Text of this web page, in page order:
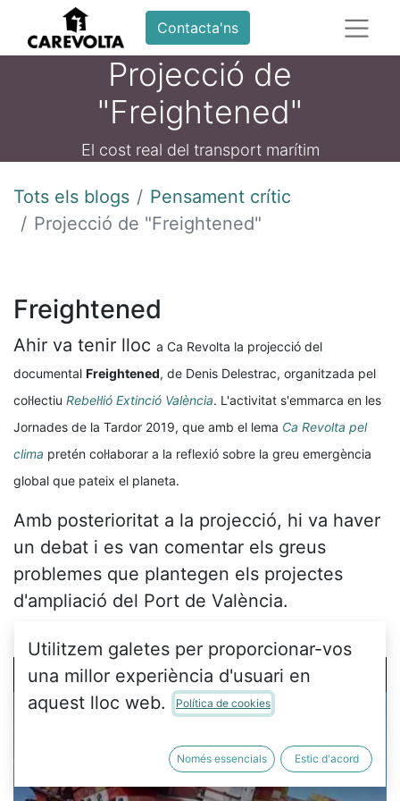
Contacta'ns
Projecció de
"Freightened"
El cost real del transport marítim
Tots els blogs
Pensament crític
Projecció de "Freightened"
Freightened
Ahir va tenir lloc a Ca Revolta la projecció del
documental Freightened, de Denis Delestrac, organitzada pel
col·lectiu Rebel·lió Extinció València. L'activitat s'emmarca en les
Jornades de la Tardor 2019, que amb el lema Ca Revolta pel
clima pretén col·laborar a la reflexió sobre la greu emergència
global que pateix el planeta.
Amb posterioritat a la projecció, hi va haver
un debat i es van comentar els greus
problemes que plantegen els projectes
d'ampliació del Port de València.
Utilitzem galetes per proporcionar-vos
una millor experiència d'usuari en
aquest lloc web.
Política de cookies
Només essencials Estic d'acord